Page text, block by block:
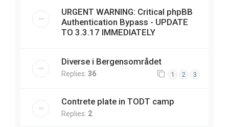
URGENT WARNING: Critical phpBB
Authentication Bypass - UPDATE
TO 3.3.17 IMMEDIATELY
Diverse i Bergensområdet
Replies: 36 1 2 3
Contrete plate in TODT camp
Replies: 2